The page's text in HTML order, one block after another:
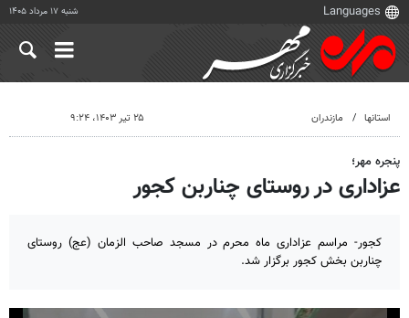
شنبه ۱۷ مرداد ۱۴۰۵
استانها مازندران ۲۵ تیر ۱۴۰۳، ۹:۲۴
پنجره مهر؛
عزاداری در روستای چناربن کجور
کجور- مراسم عزاداری ماه محرم در مسجد صاحب الزمان (عج) روستای
چناربن بخش کجور برگزار شد.